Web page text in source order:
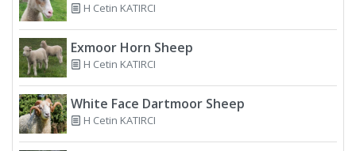
H Cetin KATIRCI
Exmoor Horn Sheep
H Cetin KATIRCI
White Face Dartmoor Sheep
H Cetin KATIRCI